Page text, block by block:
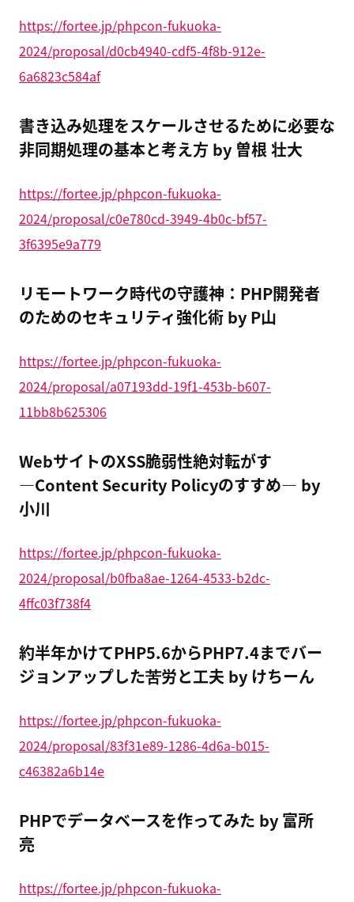
https://fortee.jp/phpcon-fukuoka-
2024/proposal/d0cb4940-cdf5-4f8b-912e-
6a6823c584af
書き込み処理をスケールさせるために必要な
非同期処理の基本と考え方 by 曽根 壮大
https://fortee.jp/phpcon-fukuoka-
2024/proposal/c0e780cd-3949-4b0c-bf57-
3f6395e9a779
リモートワーク時代の守護神：PHP開発者
のためのセキュリティ強化術 by P山
https://fortee.jp/phpcon-fukuoka-
2024/proposal/a07193dd-19f1-453b-b607-
11bb8b625306
WebサイトのXSS脆弱性絶対転がす
―Content Security Policyのすすめ― by
小川
https://fortee.jp/phpcon-fukuoka-
2024/proposal/b0fba8ae-1264-4533-b2dc-
4ffc03f738f4
約半年かけてPHP5.6からPHP7.4までバー
ジョンアップした苦労と工夫 by けちーん
https://fortee.jp/phpcon-fukuoka-
2024/proposal/83f31e89-1286-4d6a-b015-
c46382a6b14e
PHPでデータベースを作ってみた by 富所
亮
https://fortee.jp/phpcon-fukuoka-